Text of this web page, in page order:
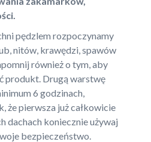
pędzlem rozpoczynamy
nitów, krawędzi, spawów
również o tym, aby
produkt. Drugą warstwę
6 godzinach,
że pierwsza już całkowicie
dachach koniecznie używaj
bezpieczeństwo.